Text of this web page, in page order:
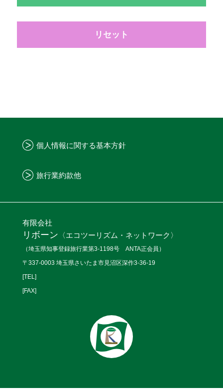
リセット
個人情報に関する基本方針
旅行業約款他
有限会社
リボーン 〈エコツーリズム・ネットワーク〉
（埼玉県知事登録旅行業第3-1198号 ANTA正会員）
〒337-0003 埼玉県さいたま市見沼区深作3-36-19
[TEL]
[FAX]